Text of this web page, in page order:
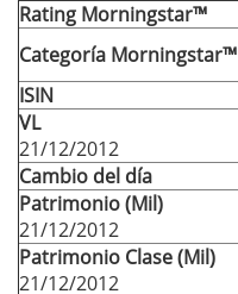
Rating Morningstar™
Categoría Morningstar™
ISIN
VL
21/12/2012
Cambio del día
Patrimonio (Mil)
21/12/2012
Patrimonio Clase (Mil)
21/12/2012